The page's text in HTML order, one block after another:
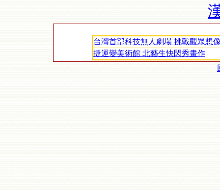
台灣首部科技無人劇場 挑戰觀眾想
捷運變美術館 北藝生快閃秀畫作